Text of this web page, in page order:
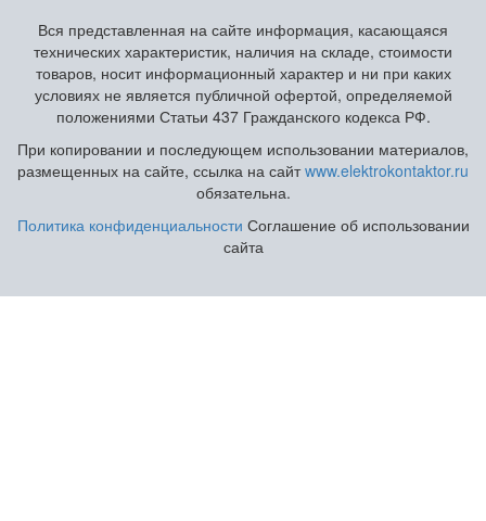
Вся представленная на сайте информация, касающаяся
технических характеристик, наличия на складе, стоимости
товаров, носит информационный характер и ни при каких
условиях не является публичной офертой, определяемой
положениями Статьи 437 Гражданского кодекса РФ.
При копировании и последующем использовании материалов,
размещенных на сайте, ссылка на сайтwww.elektrokontaktor.ru
обязательна.
Политика конфиденциальности Соглашение об использовании
сайта